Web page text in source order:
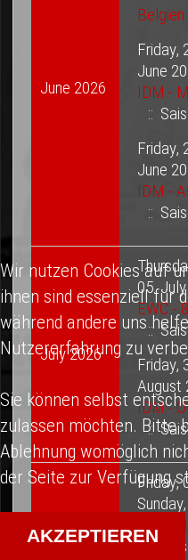
June 2026
Belgien
Friday,
June
IDM -
::
Friday,
June
IDM -
::
July 2026
05.
EWC -
::
Friday,
August
IDM -
::
Friday,
IDM -
::
Wir nutzen Cookies auf
ihnen sind essenziell für
während andere uns
Nutzererfahrung zu
Sie können selbst
zulassen möchten. Bitte
Ablehnung womöglich
der Seite zur Verfügung
AKZEPTIEREN